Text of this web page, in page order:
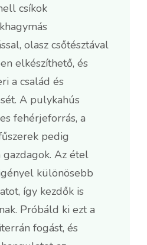
csíkok
olasz csőtésztával
elkészíthető, és
a család és
A pulykahús
fehérjeforrás, a
pedig
Az étel
különösebb
így kezdők is
Próbáld ki ezt a
fogást, és